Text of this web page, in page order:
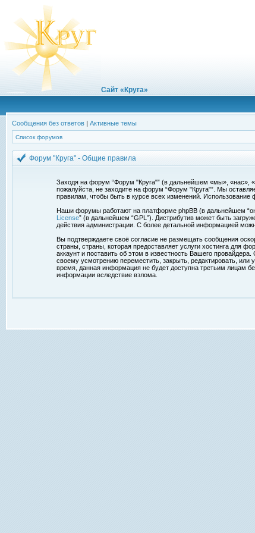
Сайт «Круга»
Сообщения без ответов | Активные темы
Список форумов
Форум "Круга" - Общие правила
Заходя на форум “Форум "Круга"” (в дальнейшем «мы», «нас»,
пожалуйста, не заходите на форум “Форум "Круга"”. Мы
правилам, чтобы быть в курсе всех изменений.
Наши форумы работают на платформе phpBB (в дальнейшем
License” (в дальнейшем “GPL”). Дистрибутив может быть
действия администрации. С более детальной информацией
Вы подтверждаете своё согласие не размещать сообщения
страны, страны, которая предоставляет услуги хостинга для
аккаунт и поставить об этом в известность Вашего
своему усмотрению переместить, закрыть, редактировать,
время, данная информация не будет доступна третьим лицам
информации вследствие взлома.